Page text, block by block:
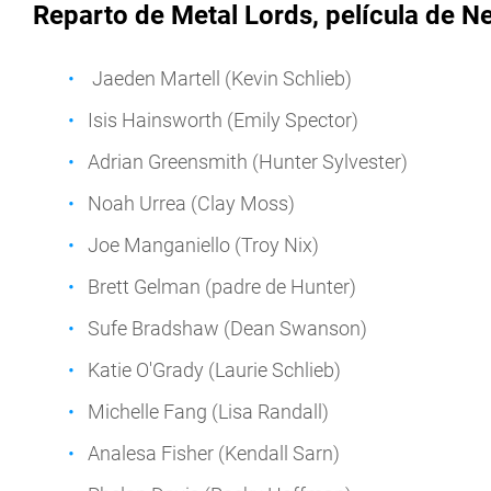
Reparto de Metal Lords, película de
Jaeden Martell (Kevin Schlieb)
Isis Hainsworth (Emily Spector)
Adrian Greensmith (Hunter Sylvester)
Noah Urrea (Clay Moss)
Joe Manganiello (Troy Nix)
Brett Gelman (padre de Hunter)
Sufe Bradshaw (Dean Swanson)
Katie O'Grady (Laurie Schlieb)
Michelle Fang (Lisa Randall)
Analesa Fisher (Kendall Sarn)